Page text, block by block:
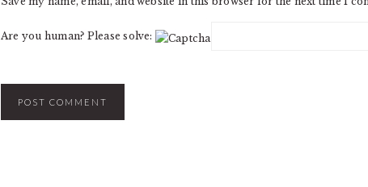
Are you human? Please solve: